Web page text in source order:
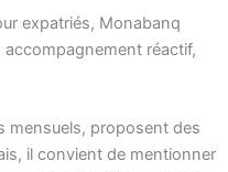
expatriés, Monabanq
réactif,
mensuels, proposent des
il convient de mentionner